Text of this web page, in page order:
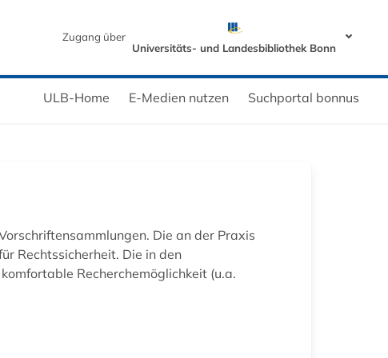
Zugang über
Universitäts- und Landesbibliothek Bonn
ULB-Home E-Medien nutzen Suchportal bonnus
Die an der Praxis
Rechtssicherheit. Die in den
Recherchemöglichkeit (u.a.